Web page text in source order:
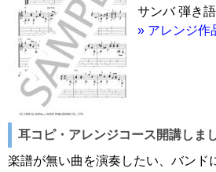
サンバ 弾き語
» アレンジ作
耳コピ・アレンジコース開講しま
楽譜が無い曲を演奏したい、バンド